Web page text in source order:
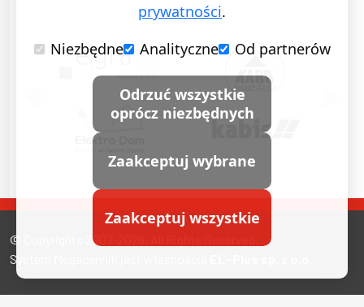
POPRZEDNI SLAJD
© Copyrights 2007-2026. All Rights Reserved.
System Megacennik jest własnością
prywatności.
Niezbędne
Analityczne Od partnerów
Odrzuć wszystkie
oprócz niezbędnych
Zaakceptuj wybrane
Zaakceptuj wszystkie